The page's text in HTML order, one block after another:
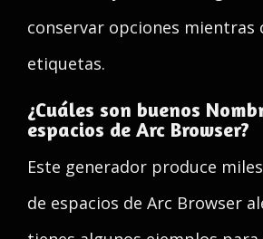
conservar opciones mientras
etiquetas.
¿Cuáles son buenos
espacios de Arc Browser?
Este generador produce
de espacios de Arc Browser